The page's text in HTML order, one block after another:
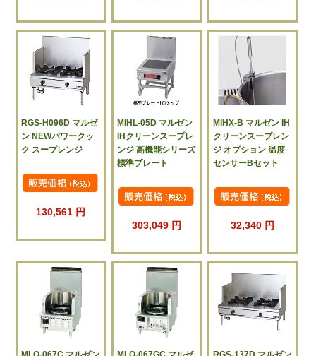
RGS-H096D マルゼ
ン NEWパワークッ
ク スープレンジ
130,561 円
MIHL-05D マルゼン
IHクリーンスープレ
ンジ 高機能シリーズ
標準プレート
303,049 円
MIHX-B マルゼン IH
クリーンスープレン
ジ オプション 温度
センサーBセット
32,340 円